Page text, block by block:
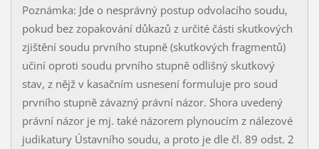
Poznámka: Jde o nesprávný postup odvolacího soudu,
pokud bez zopakování důkazů z určité části skutkových
zjištění soudu prvního stupně (skutkových fragmentů)
učiní oproti soudu prvního stupně odlišný skutkový
stav, z nějž v kasačním usnesení formuluje pro soud
prvního stupně závazný právní názor. Shora uvedený
právní názor je mj. také názorem plynoucím z nálezové
judikatury Ústavního soudu, a proto je dle čl. 89 odst. 2